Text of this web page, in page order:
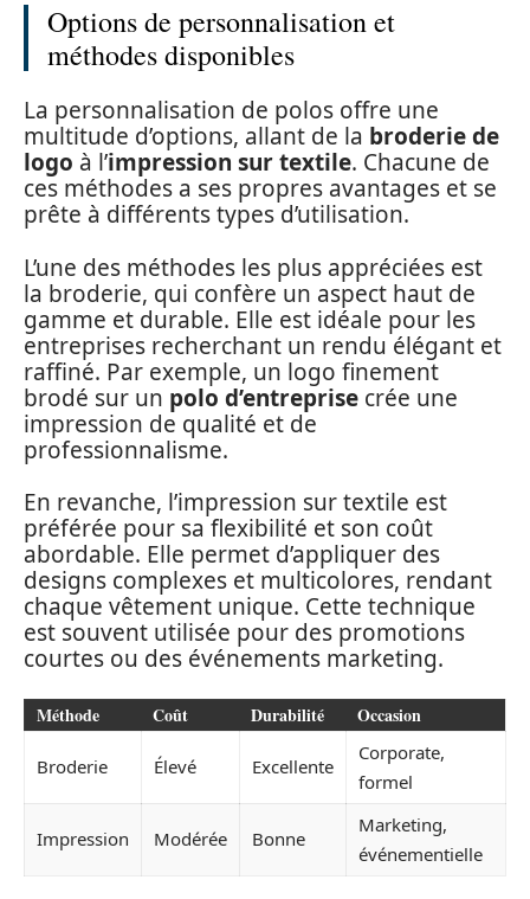
Options de personnalisation et
méthodes disponibles
La personnalisation de polos offre une
multitude d’options, allant de la broderie de
logo à l’impression sur textile. Chacune de
ces méthodes a ses propres avantages et se
prête à différents types d’utilisation.
L’une des méthodes les plus appréciées est
la broderie, qui confère un aspect haut de
gamme et durable. Elle est idéale pour les
entreprises recherchant un rendu élégant et
raffiné. Par exemple, un logo finement
brodé sur un polo d’entreprise crée une
impression de qualité et de
professionnalisme.
En revanche, l’impression sur textile est
préférée pour sa flexibilité et son coût
abordable. Elle permet d’appliquer des
designs complexes et multicolores, rendant
chaque vêtement unique. Cette technique
est souvent utilisée pour des promotions
courtes ou des événements marketing.
Méthode Coût Durabilité Occasion
Broderie Élevé Excellente
Corporate,
formel
Impression Modérée Bonne
Marketing,
événementielle